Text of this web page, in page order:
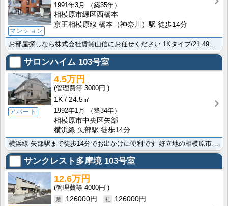
マンション
1991年3月
（築35年）
相模原市緑区西橋本
京王相模原線 橋本（神奈川）駅 徒歩14分
サロンハイム 103号室
アパート
4.5万円
3000円
1K
24.5㎡
1992年1月
（築34年）
相模原市中央区矢部
横浜線 矢部駅 徒歩14分
サンクレスト多摩境103号室
12.6万円
4000円
126000円
126000円